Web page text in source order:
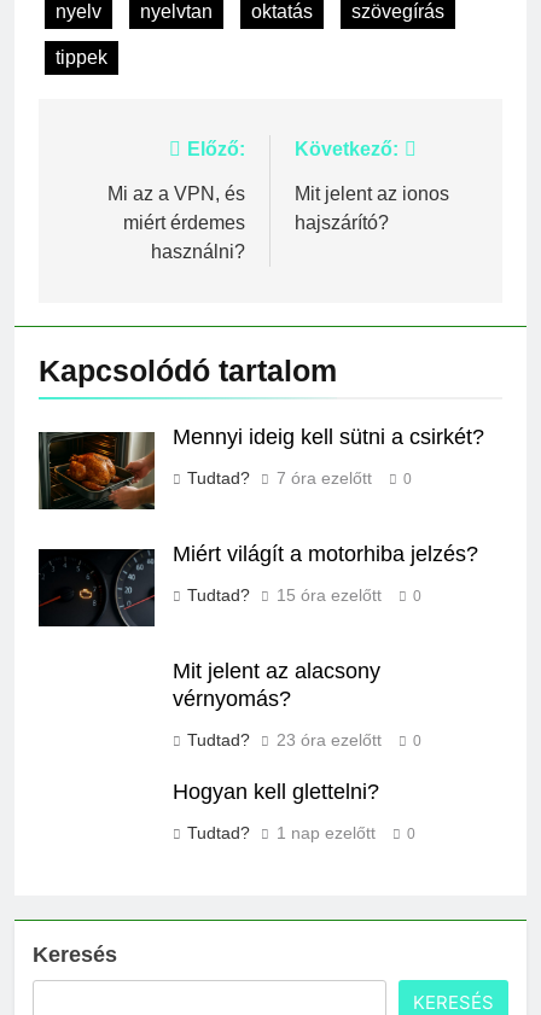
nyelv nyelvtan oktatás szövegírás
tippek
Bejegyzés
navigáció
Előző:
Mi az a VPN, és
miért érdemes
használni?
Következő:
Mit jelent az ionos
hajszárító?
Kapcsolódó tartalom
Mennyi ideig kell sütni a csirkét?
Tudtad? 7 óra ezelőtt 0
Miért világít a motorhiba jelzés?
Tudtad? 15 óra ezelőtt 0
Mit jelent az alacsony
vérnyomás?
Tudtad? 23 óra ezelőtt 0
Hogyan kell glettelni?
Tudtad? 1 nap ezelőtt 0
Keresés
KERESÉS